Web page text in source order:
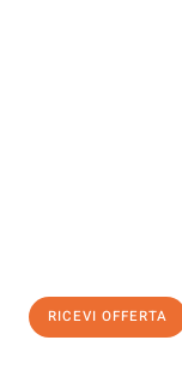
RICEVI OFFERTA